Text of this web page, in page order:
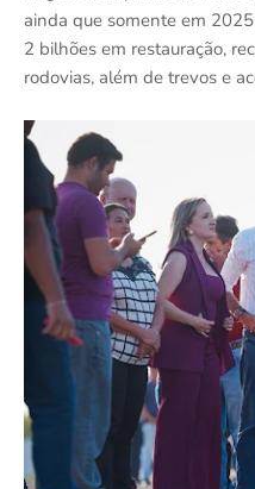
ainda que somente em
2 bilhões em restauração,
rodovias, além de trevos e